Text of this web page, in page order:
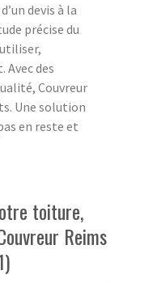
devis à la
précise du
Avec des
Couvreur
Une solution
en reste et
toiture,
Reims